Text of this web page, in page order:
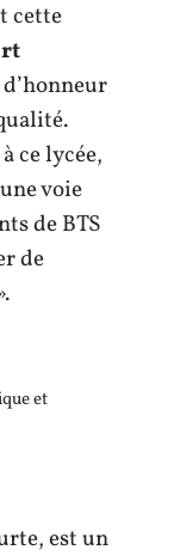
cette
ce lycée,
voie
de BTS
de
et
est un